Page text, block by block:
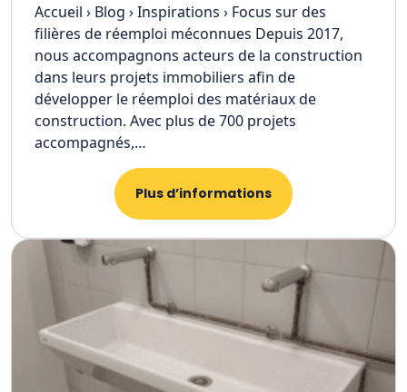
Accueil › Blog › Inspirations › Focus sur des
filières de réemploi méconnues Depuis 2017,
nous accompagnons acteurs de la construction
dans leurs projets immobiliers afin de
développer le réemploi des matériaux de
construction. Avec plus de 700 projets
accompagnés,…
Plus d’informations